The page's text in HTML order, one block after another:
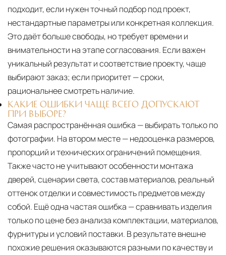
подходит, если нужен точный подбор под проект,
нестандартные параметры или конкретная коллекция.
Это даёт больше свободы, но требует времени и
внимательности на этапе согласования. Если важен
уникальный результат и соответствие проекту, чаще
выбирают заказ; если приоритет — сроки,
рациональнее смотреть наличие.
КАКИЕ ОШИБКИ ЧАЩЕ ВСЕГО ДОПУСКАЮТ
ПРИ ВЫБОРЕ?
Самая распространённая ошибка — выбирать только по
фотографии. На втором месте — недооценка размеров,
пропорций и технических ограничений помещения.
Также часто не учитывают особенности монтажа
дверей, сценарии света, состав материалов, реальный
оттенок отделки и совместимость предметов между
собой. Ещё одна частая ошибка — сравнивать изделия
только по цене без анализа комплектации, материалов,
фурнитуры и условий поставки. В результате внешне
похожие решения оказываются разными по качеству и